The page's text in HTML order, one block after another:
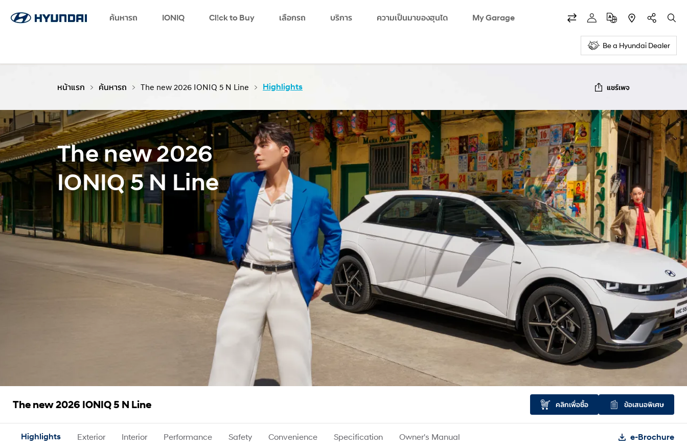
ค้นหารถ IONIQ Cl!ck to Buy เลือกรถ บริการ ความเป็นมาของฮุนได My Garage
FavoritesLog in LanguageFind a Dealer
SNS page search
Be a Hyundai Dealer
หน้าแรก ค้นหารถ The new 2026 IONIQ 5 N Line Highlights แชร์เพจ
The new 2026
IONIQ 5 N Line
The new 2026 IONIQ 5 N Line คลิกเพื่อซื้อ ข้อเสนอพิเศษ
Highlights Exterior Interior Performance Safety Convenience Specification Owner's Manual e-Brochure